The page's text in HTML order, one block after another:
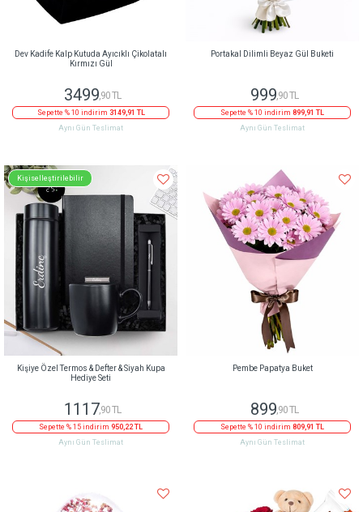
Dev Kadife Kalp Kutuda Ayıcıklı Çikolatalı
Kırmızı Gül
3499,90 TL
Sepette % 10 indirim 3149,91 TL
Aynı Gün Teslimat
Portakal Dilimli Beyaz Gül Buketi
999,90 TL
Sepette % 10 indirim 899,91 TL
Aynı Gün Teslimat
Kişiselleştirilebilir
Kişiye Özel Termos & Defter & Siyah Kupa
Hediye Seti
1117,90 TL
Sepette % 15 indirim 950,22 TL
Aynı Gün Teslimat
Pembe Papatya Buket
899,90 TL
Sepette % 10 indirim 809,91 TL
Aynı Gün Teslimat